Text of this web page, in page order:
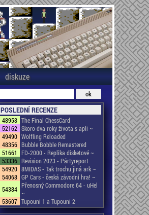
diskuze
POSLEDNÍ RECENZE
48958 The Final ChessCard
52162 Skoro dva roky života s apli ~
49490 Wolfling Reloaded
48356 Bubble Bobble Remastered
51661
FD-2000 - Replika disketové ~
53336 Revision 2023 - Pártyreport
54920 8MIDAS - Tak trochu jiná ark ~
54068 GP Cars - česká závodní hra! ~
54384 Přenosný Commodore 64 - uHel
~
53607 Tupouni 1 a Tupouni 2